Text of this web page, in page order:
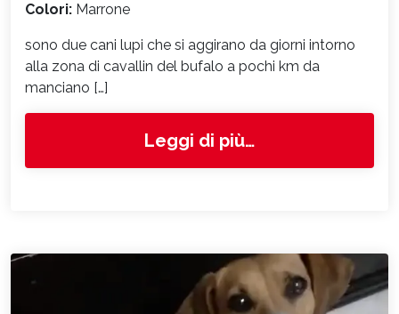
Colori: Marrone
sono due cani lupi che si aggirano da giorni intorno
alla zona di cavallin del bufalo a pochi km da
manciano […]
Leggi di più…from 9020